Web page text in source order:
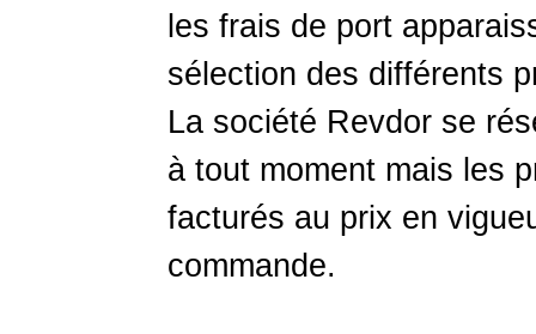
les frais de port
sélection des différents
La société Revdor se
à tout moment mais les
facturés au prix en
commande.